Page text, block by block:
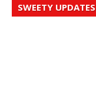
SWEETY UPDATES